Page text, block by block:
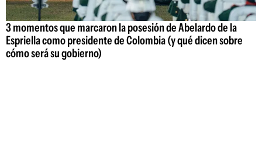
3 momentos que marcaron la posesión de Abelardo de la
Espriella como presidente de Colombia (y qué dicen sobre
cómo será su gobierno)